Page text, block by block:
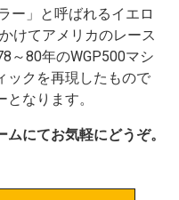
ー」と呼ばれるイエロ
けてアメリカのレース
～80年のWGP500マシ
ックを再現したもので
なります。
にてお気軽にどうぞ。